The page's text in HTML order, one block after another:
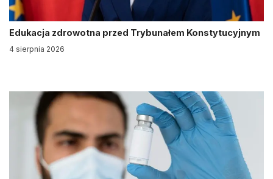
Edukacja zdrowotna przed Trybunałem Konstytucyjnym
4 sierpnia 2026